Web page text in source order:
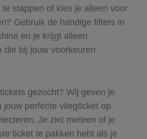
stappen of kies je alleen voor
Gebruik de handige filters in
en je krijgt alleen
die bij jouw voorkeuren
gezocht? Wij geven je
jouw perfecte vliegticket op
Je ziet meteen of je
ticket te pakken hebt als je